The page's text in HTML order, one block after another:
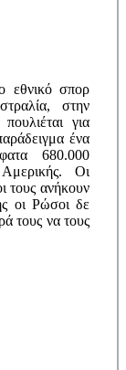
εθνικό σπορ
στην
για
ένα
680.000
Αμερικής. Οι
τους ανήκουν
οι Ρώσοι δε
τους να τους